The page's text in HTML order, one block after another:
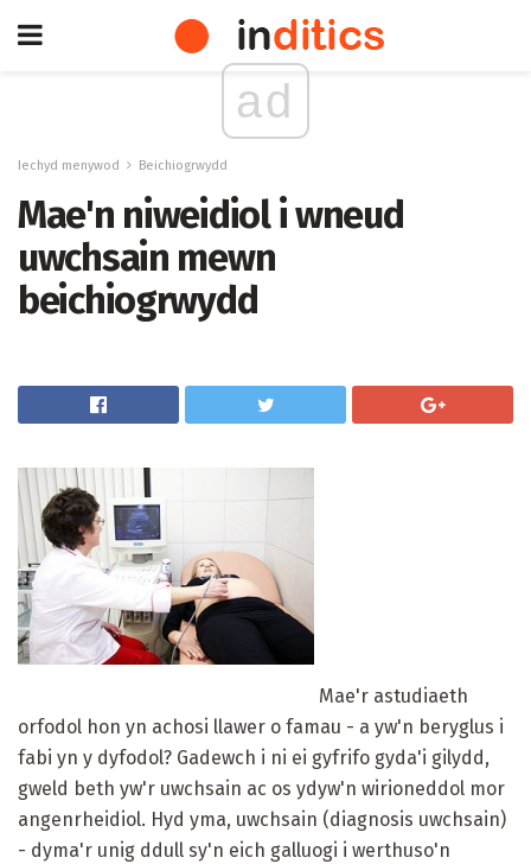
ad
Iechyd menywod Beichiogrwydd
Mae'n niweidiol i wneud
uwchsain mewn
beichiogrwydd
Mae'r astudiaeth
orfodol hon yn achosi llawer o famau - a yw'n beryglus i
fabi yn y dyfodol? Gadewch i ni ei gyfrifo gyda'i gilydd,
gweld beth yw'r uwchsain ac os ydyw'n wirioneddol mor
angenrheidiol. Hyd yma, uwchsain (diagnosis uwchsain)
- dyma'r unig ddull sy'n eich galluogi i werthuso'n